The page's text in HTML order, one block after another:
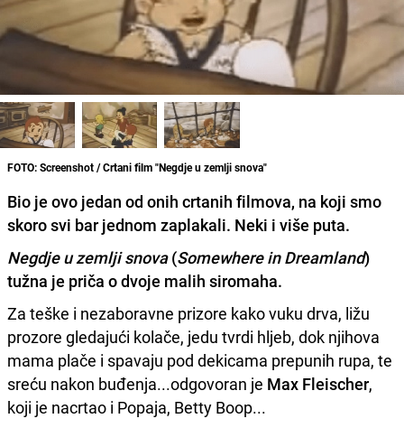
FOTO: Screenshot / Crtani film "Negdje u zemlji snova"
Bio je ovo jedan od onih crtanih filmova, na koji smo
skoro svi bar jednom zaplakali. Neki i više puta.
Negdje u zemlji snova(Somewhere in Dreamland)
tužna je priča o dvoje malih siromaha.
Za teške i nezaboravne prizore kako vuku drva, ližu
prozore gledajući kolače, jedu tvrdi hljeb, dok njihova
mama plače i spavaju pod dekicama prepunih rupa, te
sreću nakon buđenja...odgovoran je Max Fleischer,
koji je nacrtao i Popaja, Betty Boop...